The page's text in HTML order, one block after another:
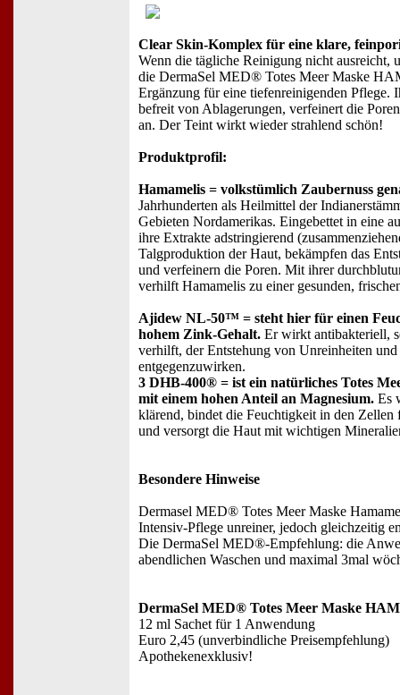
Clear Skin-Komplex für eine klare,
Wenn die tägliche Reinigung nicht ausreicht,
die DermaSel MED® Totes Meer Maske
Ergänzung für eine tiefenreinigenden Pflege.
befreit von Ablagerungen, verfeinert die
an. Der Teint wirkt wieder strahlend schön!
Produktprofil:
Hamamelis = volkstümlich Zaubernuss
Jahrhunderten als Heilmittel der
Gebieten Nordamerikas. Eingebettet in eine
ihre Extrakte adstringierend
Talgproduktion der Haut, bekämpfen das
und verfeinern die Poren. Mit ihrer
verhilft Hamamelis zu einer gesunden,
Ajidew NL-50™ = steht hier für einen
hohem Zink-Gehalt. Er wirkt antibakteriell,
verhilft, der Entstehung von Unreinheiten
entgegenzuwirken.
3 DHB-400® = ist ein natürliches Totes
mit einem hohen Anteil an Magnesium. Es
klärend, bindet die Feuchtigkeit in den Zellen
und versorgt die Haut mit wichtigen
Besondere Hinweise
Dermasel MED® Totes Meer Maske
Intensiv-Pflege unreiner, jedoch gleichzeitig
Die DermaSel MED®-Empfehlung: die
abendlichen Waschen und maximal 3mal
DermaSel MED® Totes Meer Maske
12 ml Sachet für 1 Anwendung
Euro 2,45 (unverbindliche Preisempfehlung)
Apothekenexklusiv!